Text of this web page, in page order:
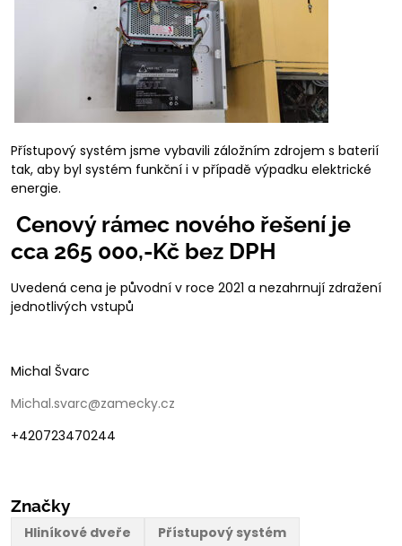
Přístupový systém jsme vybavili záložním zdrojem s baterií
tak, aby byl systém funkční i v případě výpadku elektrické
energie.
Cenový rámec nového řešení je
cca 265 000,-Kč bez DPH
Uvedená cena je původní v roce 2021 a nezahrnují zdražení
jednotlivých vstupů
Michal Švarc
Michal.svarc@zamecky.cz
+420723470244
Značky
Hliníkové dveře
Přístupový systém